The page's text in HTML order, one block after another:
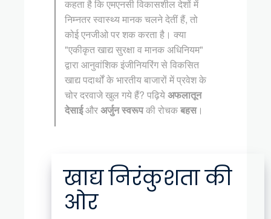
कहता है कि एमएनसी विकासशील देशों में
निम्नतर स्वास्थ्य मानक चलने देतीं हैं, तो
कोई एनजीओ पर शक करता है। क्या
"एकीकृत खाद्य सुरक्षा व मानक अधिनियम"
द्वारा आनुवांशिक इंजीनियरिंग से विकसित
खाद्य पदार्थों के भारतीय बाजारों में प्रवेश के
चोर दरवाजे खुल गये हैं? पढ़ियेअफलातून
देसाईऔरअर्जुन स्वरूपकी रोचकबहस।
खाद्य निरंकुशता की
ओर